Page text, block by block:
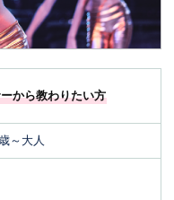
から教わりたい方
～大人